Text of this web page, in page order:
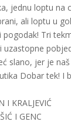
jednu loptu na
ali loptu u
Tri
slano, jer je
Dobar tek! I
I KRALJEVIĆ
I GENC